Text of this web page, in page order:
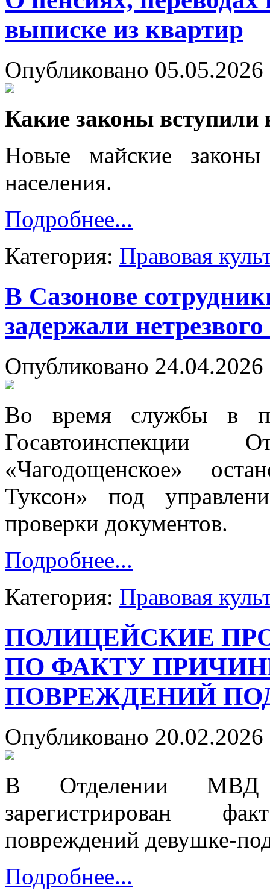
выписке из квартир
Опубликовано
Какие законы вступили
Новые майские законы
населения.
Подробнее...
Категория: Правовая
В Сазонове
задержали
Опубликовано
Во время службы в
«Чагодощенское»
Туксон» под
проверки документов.
Подробнее...
Категория: Правовая
ПОЛИЦЕЙСКИЕ
ПО ФАКТУ
ПОВРЕЖДЕНИЙ
Опубликовано
В Отделении МВД
зарегистрирован
повреждений девушке-
Подробнее...